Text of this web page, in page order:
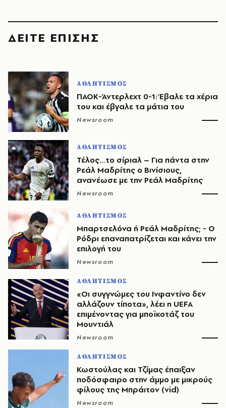
ΔΕΙΤΕ ΕΠΙΣΗΣ
ΑΘΛΗΤΙΣΜΟΣ
ΠΑΟΚ-Άντερλεχτ 0-1: Έβαλε τα χέρια
του και έβγαλε τα μάτια του
Newsroom
ΑΘΛΗΤΙΣΜΟΣ
Τέλος…το σίριαλ – Για πάντα στην
Ρεάλ Μαδρίτης ο Βινίσιους,
ανανέωσε με την Ρεάλ Μαδρίτης
Newsroom
ΑΘΛΗΤΙΣΜΟΣ
Μπαρτσελόνα ή Ρεάλ Μαδρίτης; - Ο
Ρόδρι επαναπατρίζεται και κάνει την
επιλογή του
Newsroom
ΑΘΛΗΤΙΣΜΟΣ
«Οι συγγνώμες του Ινφαντίνο δεν
αλλάζουν τίποτα», λέει η UEFA
επιμένοντας για μποϊκοτάζ του
Μουντιάλ
Newsroom
ΑΘΛΗΤΙΣΜΟΣ
Κωστούλας και Τζίμας έπαιξαν
ποδόσφαιρο στην άμμο με μικρούς
φίλους της Μπράιτον (vid)
Newsroom